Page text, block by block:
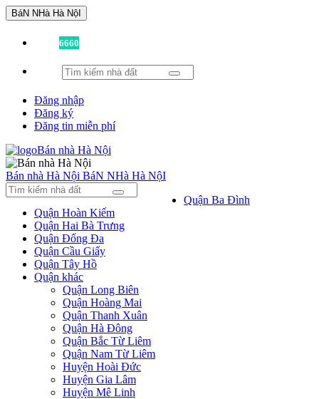
BáN NHà Hà NộI
6660
Đăng nhập
Đăng ký
Đăng tin miễn phí
Bán nhà Hà Nội BáN NHà Hà NộI
Quận Ba Đình
Quận Hoàn Kiếm
Quận Hai Bà Trưng
Quận Đống Đa
Quận Cầu Giấy
Quận Tây Hồ
Quận khác
Quận Long Biên
Quận Hoàng Mai
Quận Thanh Xuân
Quận Hà Đông
Quận Bắc Từ Liêm
Quận Nam Từ Liêm
Huyện Hoài Đức
Huyện Gia Lâm
Huyện Mê Linh